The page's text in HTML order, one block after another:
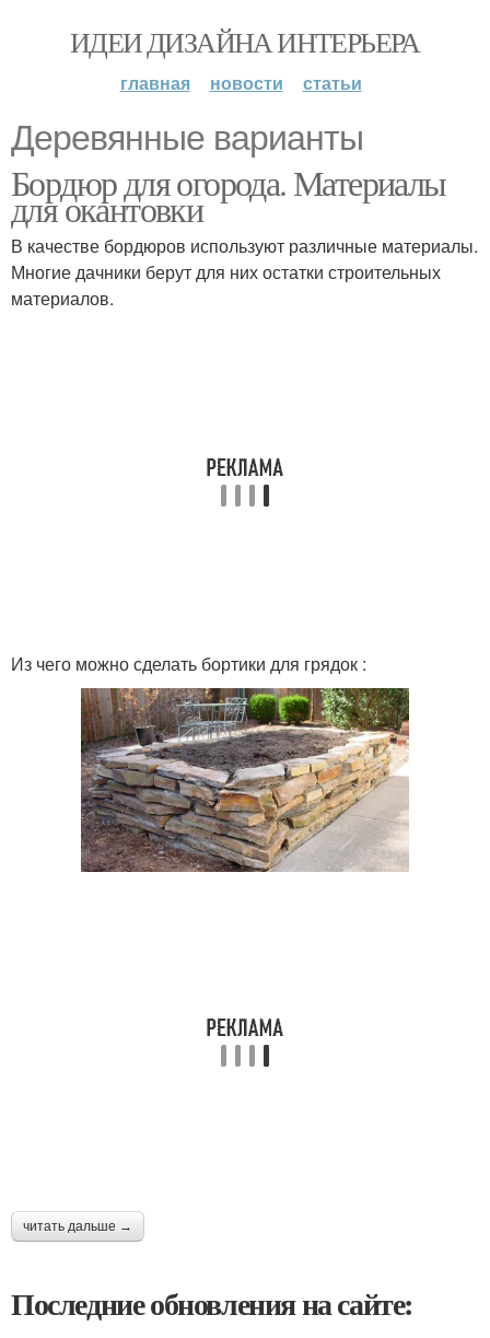
ИДЕИ ДИЗАЙНА ИНТЕРЬЕРА
главная новости статьи
Деревянные варианты
Бордюр для огорода. Материалы
для окантовки
В качестве бордюров используют различные материалы.
Многие дачники берут для них остатки строительных
материалов.
Из чего можно сделать бортики для грядок :
читать дальше →
Последние обновления на сайте: